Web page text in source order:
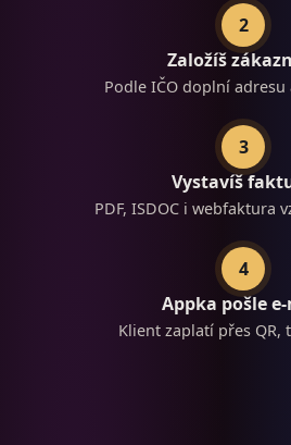
2
Založíš
Podle IČO doplní adresu
3
Vystavíš
PDF, ISDOC i webfaktura
4
Appka pošle
Klient zaplatí přes QR,